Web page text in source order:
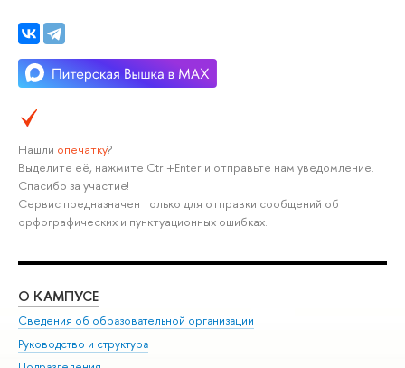
Нашли опечатку?
Выделите её, нажмите Ctrl+Enter и отправьте нам уведомление.
Спасибо за участие!
Сервис предназначен только для отправки сообщений об
орфографических и пунктуационных ошибках.
О КАМПУСЕ
Сведения об образовательной организации
Руководство и структура